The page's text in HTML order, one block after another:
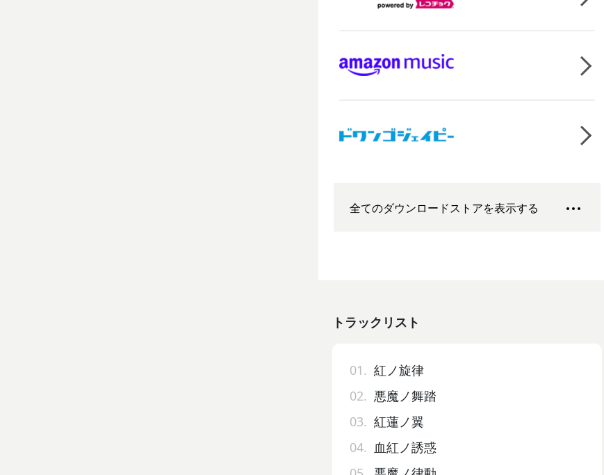
全てのダウンロードストアを表示する
トラックリスト
01. 紅ノ旋律
02. 悪魔ノ舞踏
03. 紅蓮ノ翼
04. 血紅ノ誘惑